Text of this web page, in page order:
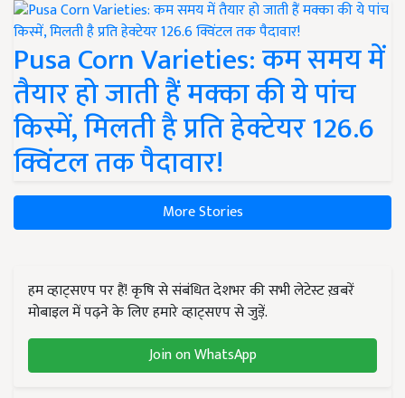
Pusa Corn Varieties: कम समय में
तैयार हो जाती हैं मक्का की ये पांच
किस्में, मिलती है प्रति हेक्टेयर 126.6
क्विंटल तक पैदावार!
More Stories
हम व्हाट्सएप पर हैं! कृषि से संबंधित देशभर की सभी लेटेस्ट ख़बरें
मोबाइल में पढ़ने के लिए हमारे व्हाट्सएप से जुड़ें.
Join on WhatsApp